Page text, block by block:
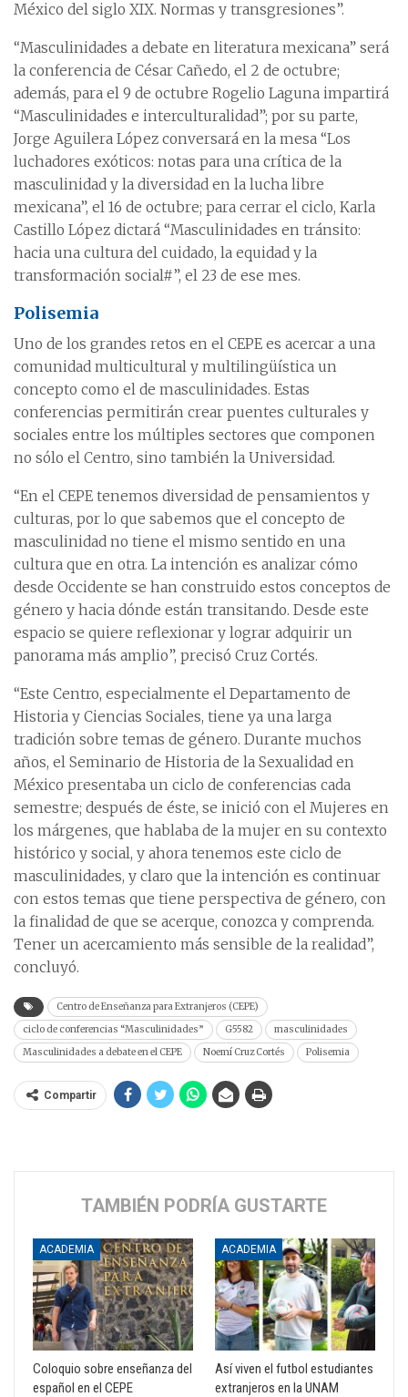
México del siglo XIX. Normas y transgresiones”.
“Masculinidades a debate en literatura mexicana” será
la conferencia de César Cañedo, el 2 de octubre;
además, para el 9 de octubre Rogelio Laguna impartirá
“Masculinidades e interculturalidad”; por su parte,
Jorge Aguilera López conversará en la mesa “Los
luchadores exóticos: notas para una crítica de la
masculinidad y la diversidad en la lucha libre
mexicana”, el 16 de octubre; para cerrar el ciclo, Karla
Castillo López dictará “Masculinidades en tránsito:
hacia una cultura del cuidado, la equidad y la
transformación social#”, el 23 de ese mes.
Polisemia
Uno de los grandes retos en el CEPE es acercar a una
comunidad multicultural y multilingüística un
concepto como el de masculinidades. Estas
conferencias permitirán crear puentes culturales y
sociales entre los múltiples sectores que componen
no sólo el Centro, sino también la Universidad.
“En el CEPE tenemos diversidad de pensamientos y
culturas, por lo que sabemos que el concepto de
masculinidad no tiene el mismo sentido en una
cultura que en otra. La intención es analizar cómo
desde Occidente se han construido estos conceptos de
género y hacia dónde están transitando. Desde este
espacio se quiere reflexionar y lograr adquirir un
panorama más amplio”, precisó Cruz Cortés.
“Este Centro, especialmente el Departamento de
Historia y Ciencias Sociales, tiene ya una larga
tradición sobre temas de género. Durante muchos
años, el Seminario de Historia de la Sexualidad en
México presentaba un ciclo de conferencias cada
semestre; después de éste, se inició con el Mujeres en
los márgenes, que hablaba de la mujer en su contexto
histórico y social, y ahora tenemos este ciclo de
masculinidades, y claro que la intención es continuar
con estos temas que tiene perspectiva de género, con
la finalidad de que se acerque, conozca y comprenda.
Tener un acercamiento más sensible de la realidad”,
concluyó.
Centro de Enseñanza para Extranjeros (CEPE)
ciclo de conferencias “Masculinidades”
G5582
masculinidades
Masculinidades a debate en el CEPE
Noemí Cruz Cortés Polisemia
Compartir
TAMBIÉN PODRÍA GUSTARTE
ACADEMIA
Coloquio sobre enseñanza del
español en el CEPE
ACADEMIA
Así viven el futbol estudiantes
extranjeros en la UNAM